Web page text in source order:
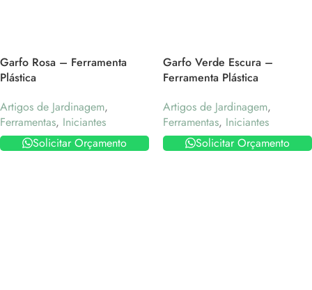
Garfo Rosa – Ferramenta
Plástica
Artigos de Jardinagem,
Ferramentas, Iniciantes
Solicitar Orçamento
Garfo Verde Escura –
Ferramenta Plástica
Artigos de Jardinagem,
Ferramentas, Iniciantes
Solicitar Orçamento